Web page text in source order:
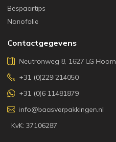
Bespaartips
Nanofolie
Contactgegevens
Neutronweg 8, 1627 LG Hoorn
+31 (0)229 214050
+31 (0)6 11481879
info@baasverpakkingen.nl
KvK: 37106287